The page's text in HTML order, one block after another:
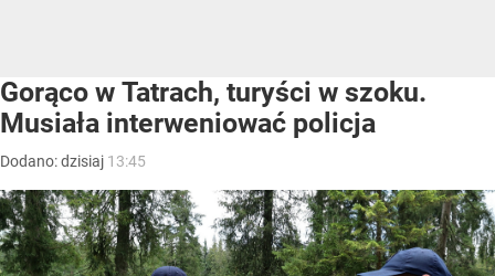
Gorąco w Tatrach, turyści w szoku.
Musiała interweniować policja
Dodano:dzisiaj 13:45